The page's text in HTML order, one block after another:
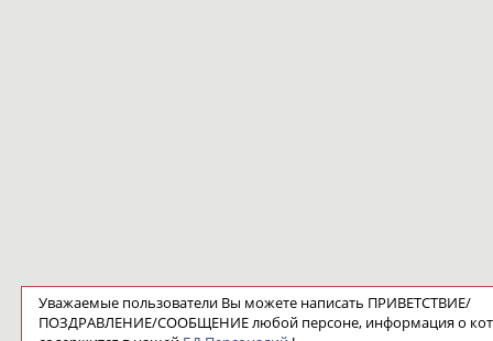
Уважаемые пользователи Вы можете написать ПРИВЕТСТВИЕ/
ПОЗДРАВЛЕНИЕ/СООБЩЕНИЕ любой персоне, информация о